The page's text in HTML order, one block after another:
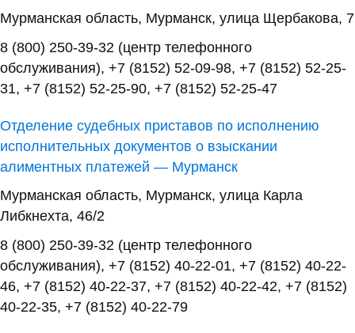
Мурманская область, Мурманск, улица Щербакова, 7
8 (800) 250-39-32 (центр телефонного
обслуживания), +7 (8152) 52-09-98, +7 (8152) 52-25-
31, +7 (8152) 52-25-90, +7 (8152) 52-25-47
Отделение судебных приставов по исполнению
исполнительных документов о взыскании
алиментных платежей — Мурманск
Мурманская область, Мурманск, улица Карла
Либкнехта, 46/2
8 (800) 250-39-32 (центр телефонного
обслуживания), +7 (8152) 40-22-01, +7 (8152) 40-22-
46, +7 (8152) 40-22-37, +7 (8152) 40-22-42, +7 (8152)
40-22-35, +7 (8152) 40-22-79